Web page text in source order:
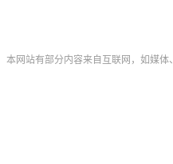
本网站有部分内容来自互联网，如媒